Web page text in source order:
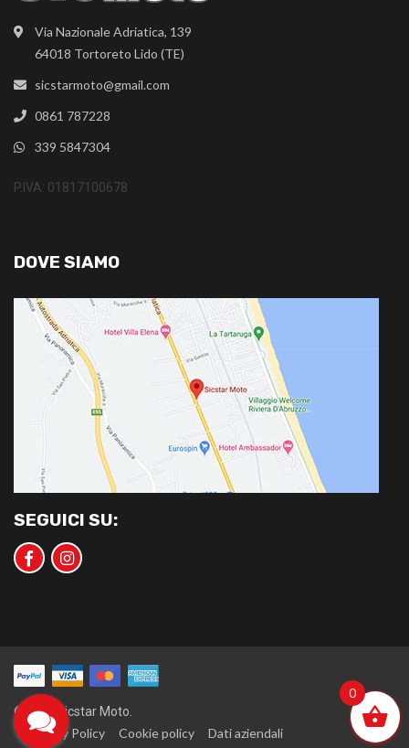
Via Nazionale Adriatica, 139
64018 Tortoreto Lido (TE)
sicstarmoto@gmail.com
0861 787228
339 5847304
P.IVA: 01817100678
DOVE SIAMO
SEGUICI SU:
©2020 Sicstar Moto.
Privacy Policy Cookie policy Dati aziendali
0